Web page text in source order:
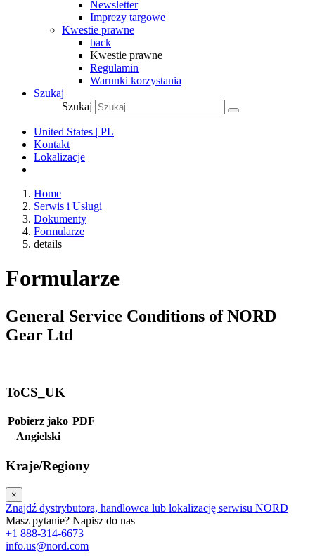
Newsletter
Imprezy targowe
Kwestie prawne
back
Kwestie prawne
Regulamin
Warunki korzystania
Szukaj
Szukaj
United States | PL
Kontakt
Lokalizacje
Home
Serwis i Usługi
Dokumenty
Formularze
details
Formularze
General Service Conditions of NORD
Gear Ltd
ToCS_UK
Pobierz jako PDF
Angielski
Kraje/Regiony
×
Znajdź dystrybutora, handlowca lub lokalizację serwisu NORD
Masz pytanie? Napisz do nas
+1 888-314-6673
info.us@nord.com